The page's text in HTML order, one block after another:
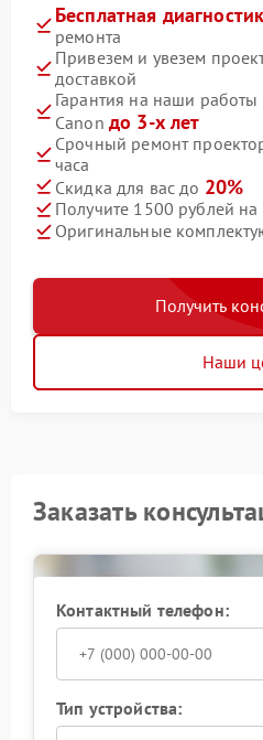
Бесплатная
ремонта
Привезем и увезем
доставкой
Гарантия на наши
Canon до 3-х лет
Срочный ремонт
часа
Скидка для вас до 20%
Получите 1500 рублей
Оригинальные
Получить
Наши
Заказать
Контактный телефон:
Тип устройства: